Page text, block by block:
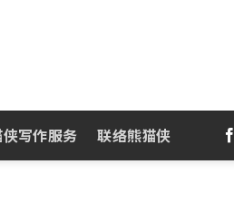
写作服务 联络熊猫侠